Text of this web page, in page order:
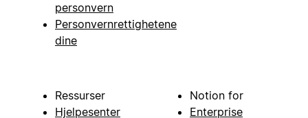
personvern
Personvernrettighetene
dine
Ressurser
Hjelpesenter
Notion for
Enterprise